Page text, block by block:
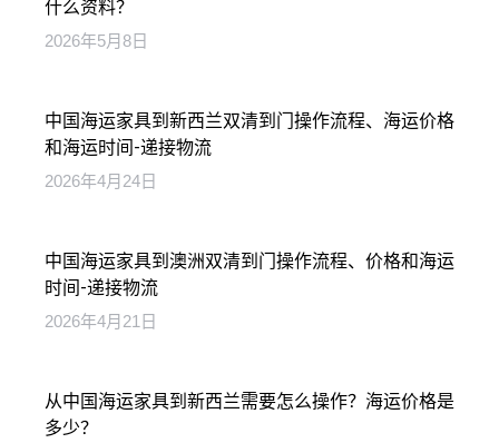
什么资料？
2026年5月8日
中国海运家具到新西兰双清到门操作流程、海运价格
和海运时间-递接物流
2026年4月24日
中国海运家具到澳洲双清到门操作流程、价格和海运
时间-递接物流
2026年4月21日
从中国海运家具到新西兰需要怎么操作？海运价格是
多少？